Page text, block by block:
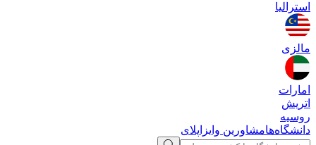
استرالیا
مالزی
امارات
اتریش
روسیه
دانشگاه‌هامشاورین وایزاپلای